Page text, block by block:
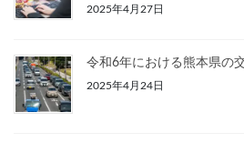
2025年4月27日
令和6年における熊本県の
2025年4月24日